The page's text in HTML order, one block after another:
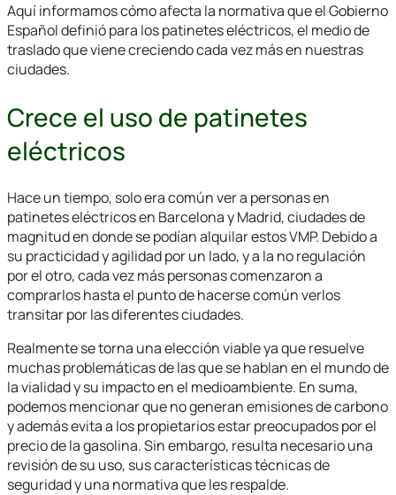
Aquí informamos cómo afecta la normativa que el Gobierno
Español definió para los patinetes eléctricos, el medio de
traslado que viene creciendo cada vez más en nuestras
ciudades.
Crece el uso de patinetes
eléctricos
Hace un tiempo, solo era común ver a personas en
patinetes eléctricos en Barcelona y Madrid, ciudades de
magnitud en donde se podían alquilar estos VMP. Debido a
su practicidad y agilidad por un lado, y a la no regulación
por el otro, cada vez más personas comenzaron a
comprarlos hasta el punto de hacerse común verlos
transitar por las diferentes ciudades.
Realmente se torna una elección viable ya que resuelve
muchas problemáticas de las que se hablan en el mundo de
la vialidad y su impacto en el medioambiente. En suma,
podemos mencionar que no generan emisiones de carbono
y además evita a los propietarios estar preocupados por el
precio de la gasolina. Sin embargo, resulta necesario una
revisión de su uso, sus características técnicas de
seguridad y una normativa que les respalde.